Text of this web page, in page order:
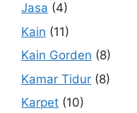
Jasa (4)
Kain (11)
Kain Gorden (8)
Kamar Tidur (8)
Karpet (10)